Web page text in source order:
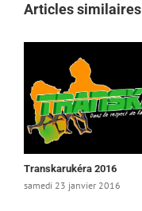
Articles similaires
Transkarukéra 2016
samedi 23 janvier 2016